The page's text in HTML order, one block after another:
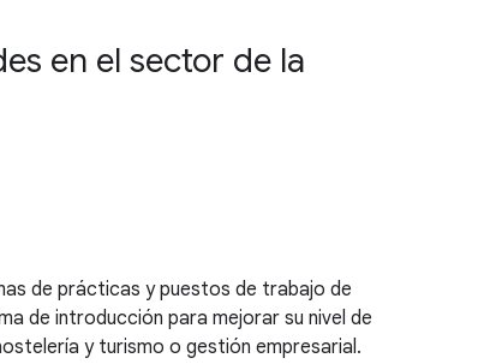
en el sector de la
de prácticas y puestos de trabajo de
de introducción para mejorar su nivel de
y turismo o gestión empresarial.